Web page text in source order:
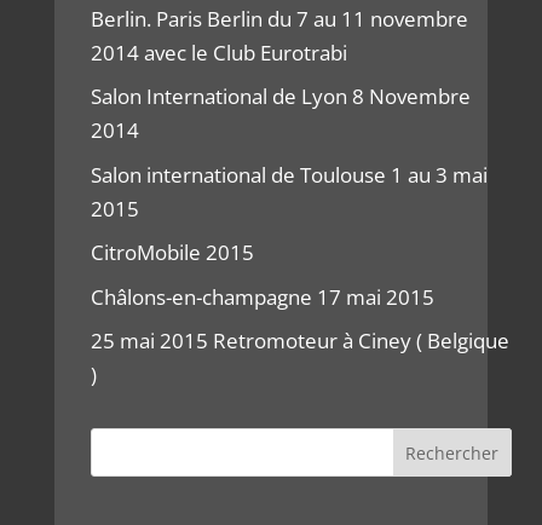
Berlin. Paris Berlin du 7 au 11 novembre
2014 avec le Club Eurotrabi
Salon International de Lyon 8 Novembre
2014
Salon international de Toulouse 1 au 3 mai
2015
CitroMobile 2015
Châlons-en-champagne 17 mai 2015
25 mai 2015 Retromoteur à Ciney ( Belgique
)